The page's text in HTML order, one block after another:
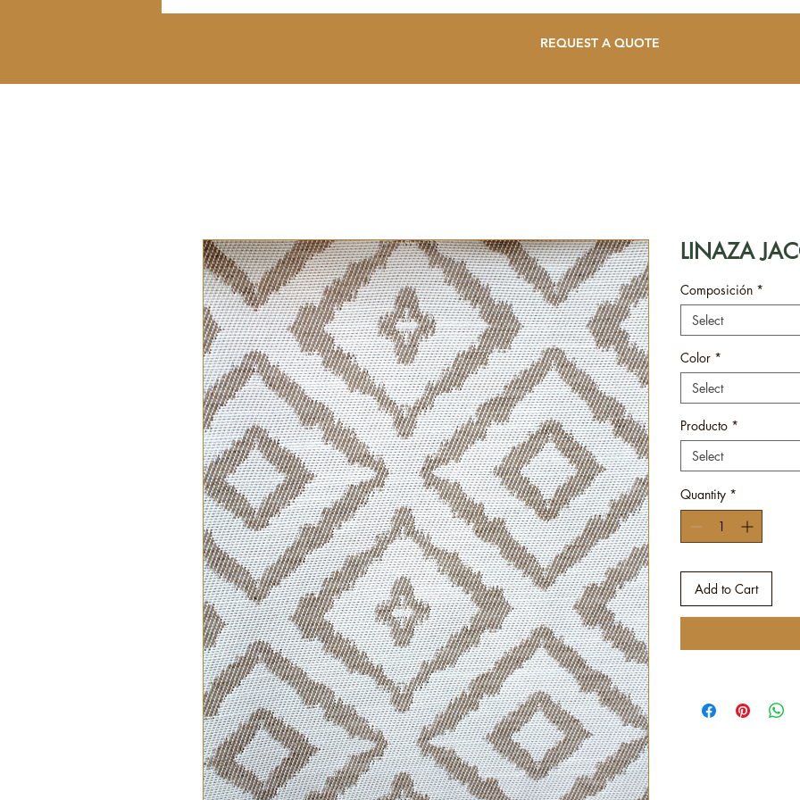
REQUEST A QUOTE
LINAZA
Composición *
Select
Color *
Select
Producto *
Select
Quantity *
Add to Cart